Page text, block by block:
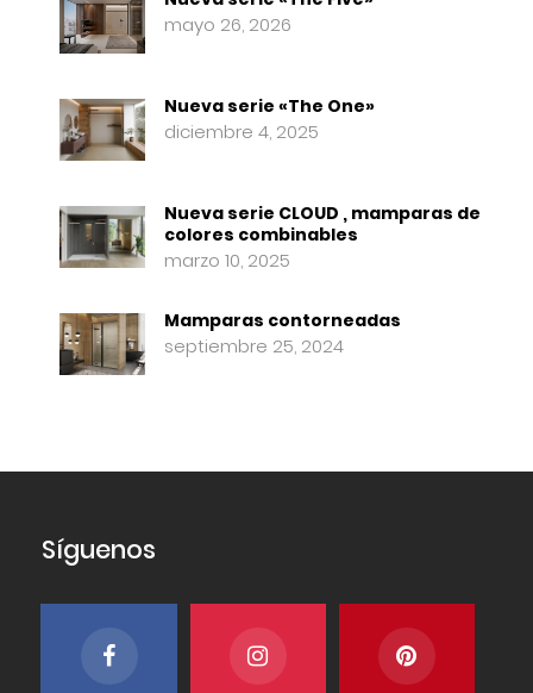
mayo 26, 2026
Nueva serie «The One»
diciembre 4, 2025
Nueva serie CLOUD , mamparas de
colores combinables
marzo 10, 2025
Mamparas contorneadas
septiembre 25, 2024
Síguenos